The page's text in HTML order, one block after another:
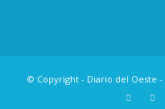
© Copyright - Diario del Oeste -